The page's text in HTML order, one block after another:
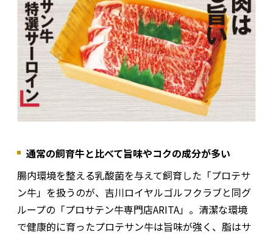
通常の飼育牛と比べて旨味やコクの成分が多い
腸内環境を整える乳酸菌を与えて飼育した「プロテサ
ン牛」を扱うのが、吉川ロイヤルゴルフクラブと同グ
ループの「プロサテン牛専門店ARITA」。清潔な環境
で健康的に育ったプロテサン牛は旨味が強く、脂はサ